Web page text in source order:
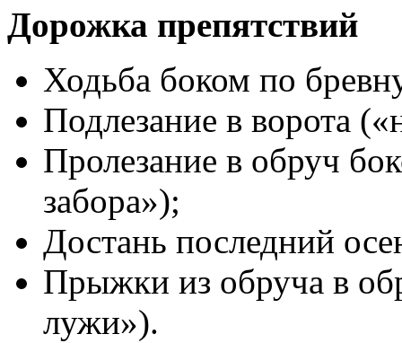
Дорожка препятствий
Ходьба боком по
Подлезание в ворота
Пролезание в обруч
забора»);
Достань последний
Прыжки из обруча в
лужи»).